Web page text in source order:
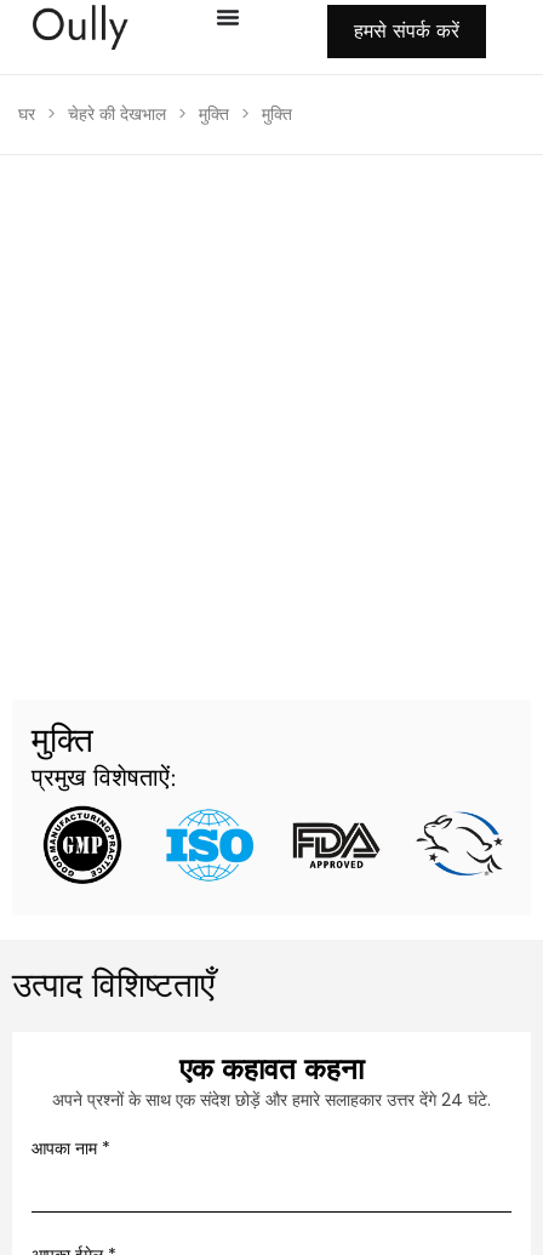
हमसे संपर्क करें
घर > चेहरे की देखभाल > मुक्ति > मुक्ति
मुक्ति
प्रमुख विशेषताऐं:
उत्पाद विशिष्टताएँ
एक कहावत कहना
अपने प्रश्नों के साथ एक संदेश छोड़ें और हमारे सलाहकार उत्तर देंगे 24 घंटे.
आपका नाम *